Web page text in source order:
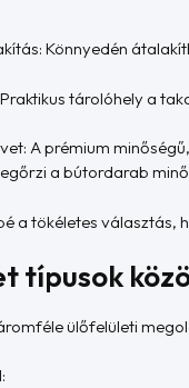
Könnyedén
tárolóhely a
A prémium
a bútordarab
a tökéletes választás,
típusok
ülőfelületi